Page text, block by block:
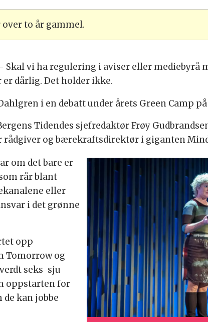
to år gammel.
Skal vi ha regulering i aviser eller mediebyrå
er dårlig. Det holder ikke.
i en debatt under årets Green Camp
Tidendes sjefredaktør Frøy
rådgiver og bærekraftsdirektør i giganten
om det bare er
rår blant
eller
i det grønne
opp
Tomorrow og
seks-sju
oppstarten for
kan jobbe